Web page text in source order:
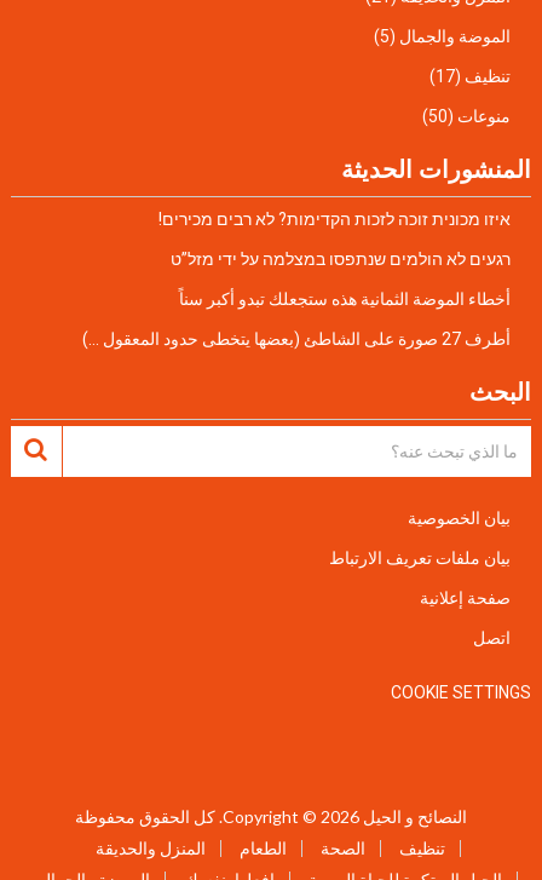
الموضة والجمال (5)
تنظيف (17)
منوعات (50)
المنشورات الحديثة
איזו מכונית זוכה לזכות הקדימות? לא רבים מכירים!
רגעים לא הולמים שנתפסו במצלמה על ידי מזל”ט
أخطاء الموضة الثمانية هذه ستجعلك تبدو أكبر سناً
أطرف 27 صورة على الشاطئ (بعضها يتخطى حدود المعقول …)
البحث
بيان الخصوصية
بيان ملفات تعريف الارتباط
صفحة إعلانية
اتصل
COOKIE SETTINGS
النصائح و الحيل
كل الحقوق محفوظة
تنظيف
الصحة الطعام
المنزل والحديقة